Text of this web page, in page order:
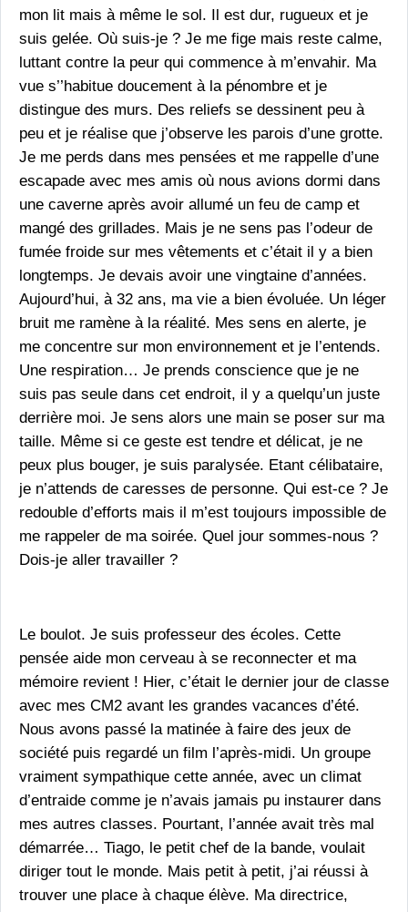
mon lit mais à même le sol. Il est dur, rugueux et je
suis gelée. Où suis-je ? Je me fige mais reste calme,
luttant contre la peur qui commence à m’envahir. Ma
vue s’’habitue doucement à la pénombre et je
distingue des murs. Des reliefs se dessinent peu à
peu et je réalise que j’observe les parois d’une grotte.
Je me perds dans mes pensées et me rappelle d’une
escapade avec mes amis où nous avions dormi dans
une caverne après avoir allumé un feu de camp et
mangé des grillades. Mais je ne sens pas l’odeur de
fumée froide sur mes vêtements et c’était il y a bien
longtemps. Je devais avoir une vingtaine d’années.
Aujourd’hui, à 32 ans, ma vie a bien évoluée. Un léger
bruit me ramène à la réalité. Mes sens en alerte, je
me concentre sur mon environnement et je l’entends.
Une respiration… Je prends conscience que je ne
suis pas seule dans cet endroit, il y a quelqu’un juste
derrière moi. Je sens alors une main se poser sur ma
taille. Même si ce geste est tendre et délicat, je ne
peux plus bouger, je suis paralysée. Etant célibataire,
je n’attends de caresses de personne. Qui est-ce ? Je
redouble d’efforts mais il m’est toujours impossible de
me rappeler de ma soirée. Quel jour sommes-nous ?
Dois-je aller travailler ?
Le boulot. Je suis professeur des écoles. Cette
pensée aide mon cerveau à se reconnecter et ma
mémoire revient ! Hier, c’était le dernier jour de classe
avec mes CM2 avant les grandes vacances d’été.
Nous avons passé la matinée à faire des jeux de
société puis regardé un film l’après-midi. Un groupe
vraiment sympathique cette année, avec un climat
d’entraide comme je n’avais jamais pu instaurer dans
mes autres classes. Pourtant, l’année avait très mal
démarrée… Tiago, le petit chef de la bande, voulait
diriger tout le monde. Mais petit à petit, j’ai réussi à
trouver une place à chaque élève. Ma directrice,